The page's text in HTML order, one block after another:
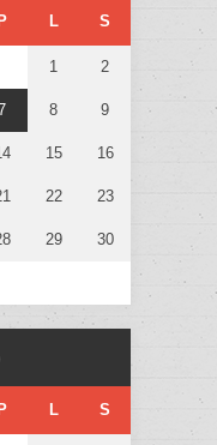
P L S
1 2
8 9
15 16
22 23
29 30
P L S